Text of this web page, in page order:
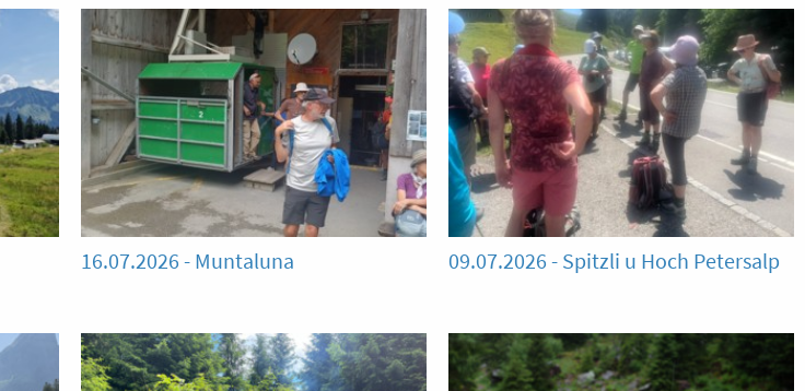
16.07.2026 - Muntaluna 09.07.2026 - Spitzli u Hoch Petersalp